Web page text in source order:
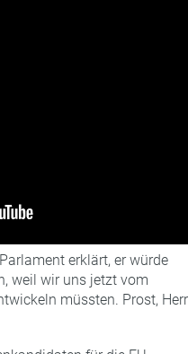
erklärt, er würde
weil wir uns jetzt vom
müssten. Prost, Herr